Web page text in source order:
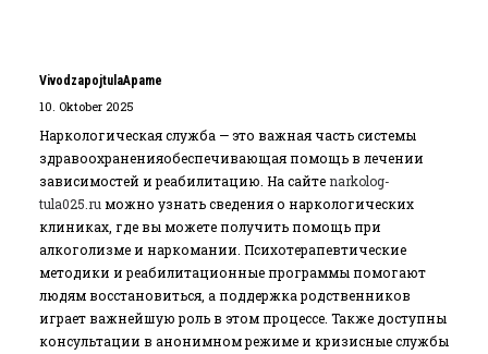
VivodzapojtulaApame
10. Oktober 2025
Наркологическая служба — это важная часть системы
здравоохраненияобеспечивающая помощь в лечении
зависимостей и реабилитацию. На сайте narkolog-
tula025.ru можно узнать сведения о наркологических
клиниках, где вы можете получить помощь при
алкоголизме и наркомании. Психотерапевтические
методики и реабилитационные программы помогают
людям восстановиться, а поддержка родственников
играет важнейшую роль в этом процессе. Также доступны
консультации в анонимном режиме и кризисные службы